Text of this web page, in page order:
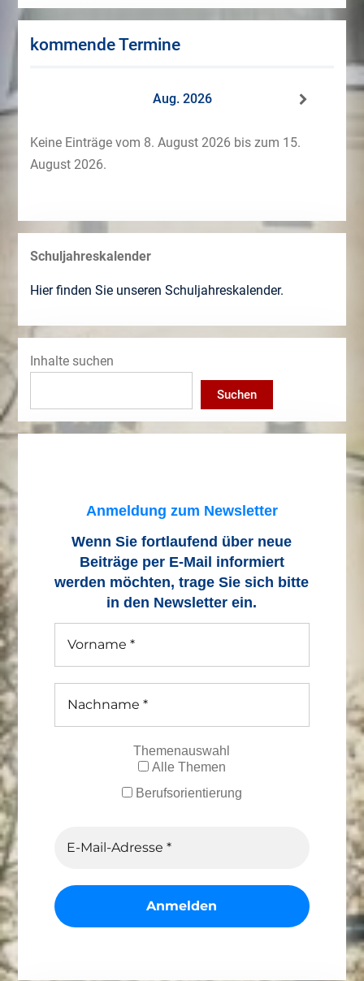
kommende Termine
Aug. 2026
Keine Einträge vom 8. August 2026 bis zum 15.
August 2026.
Schuljahreskalender
Hier finden Sie unseren Schuljahreskalender.
Inhalte suchen
Suchen
Anmeldung zum Newsletter
Wenn Sie fortlaufend über neue
Beiträge per E-Mail informiert
werden möchten, trage Sie sich bitte
in den Newsletter ein.
Themenauswahl
Alle Themen
Berufsorientierung